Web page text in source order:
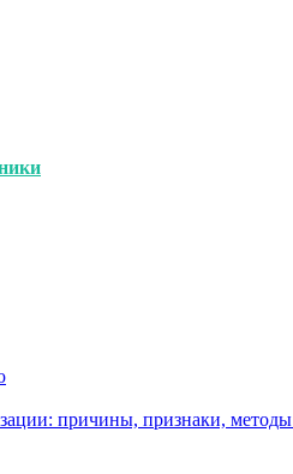
причины, признаки,